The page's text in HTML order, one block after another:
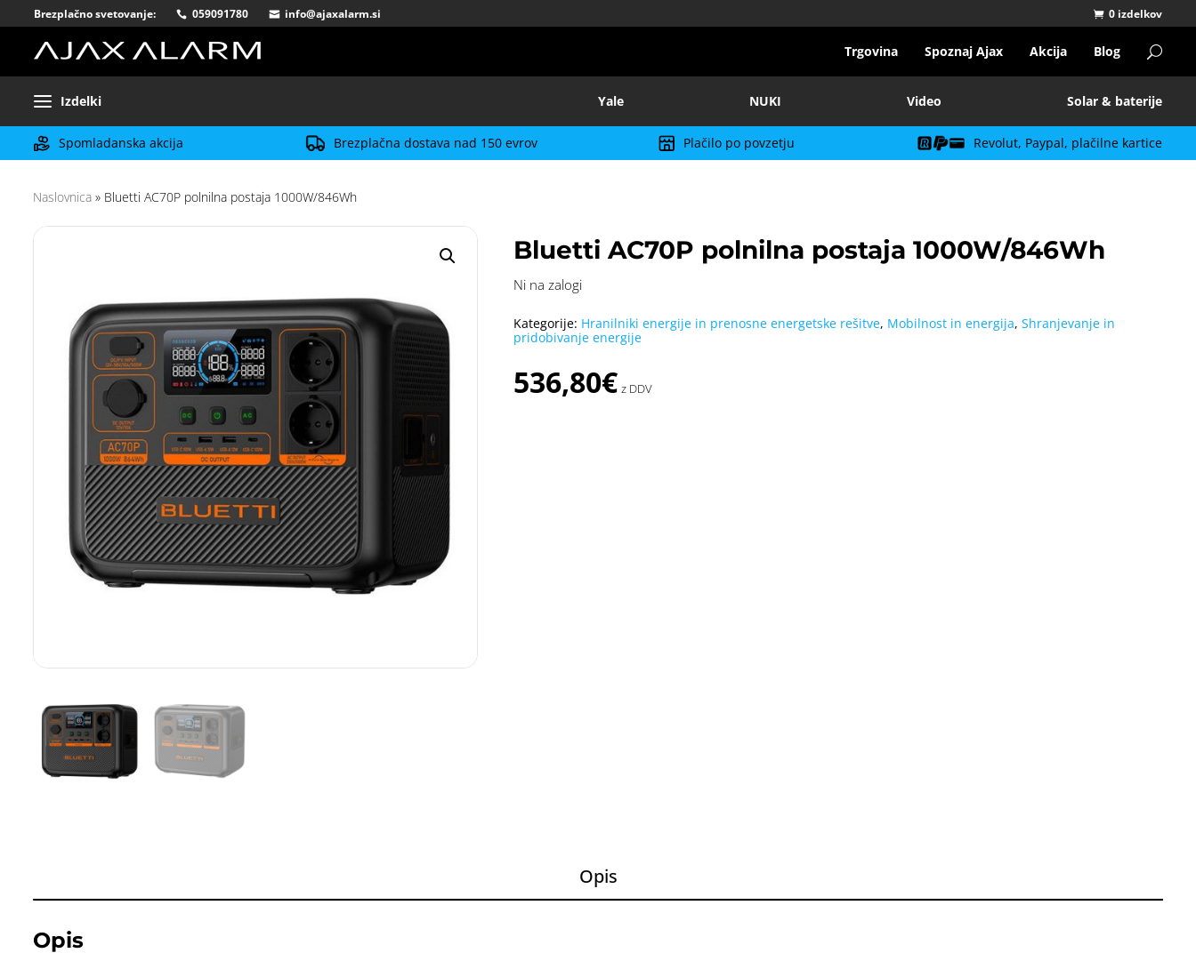
Brezplačno svetovanje: 059091780 info@ajaxalarm.si 0 izdelkov
Trgovina Spoznaj Ajax Akcija Blog
Izdelki Yale NUKI Video Solar & baterije
Spomladanska akcija Brezplačna dostava nad 150 evrov Plačilo po povzetju Revolut, Paypal, plačilne kartice
Naslovnica » Bluetti AC70P polnilna postaja 1000W/846Wh
Bluetti AC70P polnilna postaja 1000W/846Wh
536,80€ z DDV
Ni na zalogi
Kategorije: Hranilniki energije in prenosne energetske rešitve, Mobilnost in energija, Shranjevanje in
pridobivanje energije
Opis
Opis